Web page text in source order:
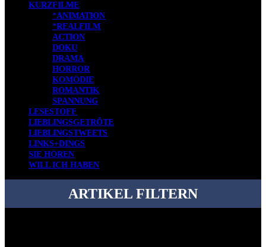
KURZFILME
*ANIMATION
*REALFILM
ACTION
DOKU
DRAMA
HORROR
KOMÖDIE
ROMANTIK
SPANNUNG
LESESTOFF
LIEBLINGSGETRÖTE
LIEBLINGSTWEETS
LINKS+DINGS
SIE HÖREN
WILL ICH HABEN
ARTIKEL FILTERN